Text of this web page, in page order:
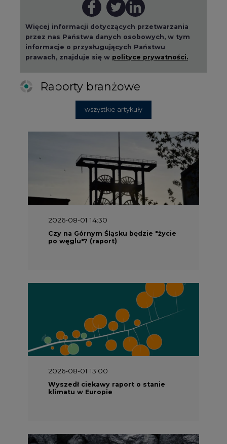
informacje o przysługujących Państwu
prawach, znajduje się w polityce prywatności.
Raporty branżowe
2026-08-01 14:30
Czy na Górnym Śląsku będzie "życie
po węglu"? (raport)
2026-08-01 13:00
Wyszedł ciekawy raport o stanie
klimatu w Europie